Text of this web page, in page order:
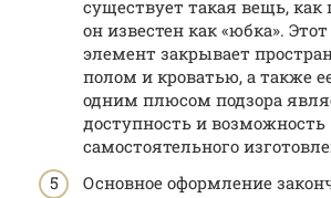
существует такая вещь,
он известен как «юбка».
элемент закрывает
полом и кроватью, а также
одним плюсом подзора
доступность и возможность
самостоятельного
Основное оформление